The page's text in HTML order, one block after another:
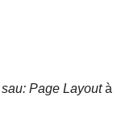
Page Layoutà